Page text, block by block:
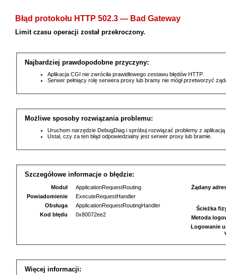
Błąd protokołu HTTP 502.3 — Bad Gateway
Limit czasu operacji został przekroczony.
Najbardziej prawdopodobne przyczyny:
Aplikacja CGI nie zwróciła prawidłowego zestawu błędów HTTP.
Serwer pełniący rolę serwera proxy lub bramy nie mógł przetworzyć
Możliwe sposoby rozwiązania problemu:
Uruchom narzędzie DebugDiag i spróbuj rozwiązać problemy z
Ustal, czy za ten błąd odpowiedzialny jest serwer proxy lub bramie.
Szczegółowe informacje o błędzie:
Moduł
ApplicationRequestRouting
Powiadomienie
ExecuteRequestHandler
Obsługa
ApplicationRequestRoutingHandler
Kod błędu
0x80072ee2
Żądany
Ścieżka
Metoda
Logowanie
Więcej informacji: